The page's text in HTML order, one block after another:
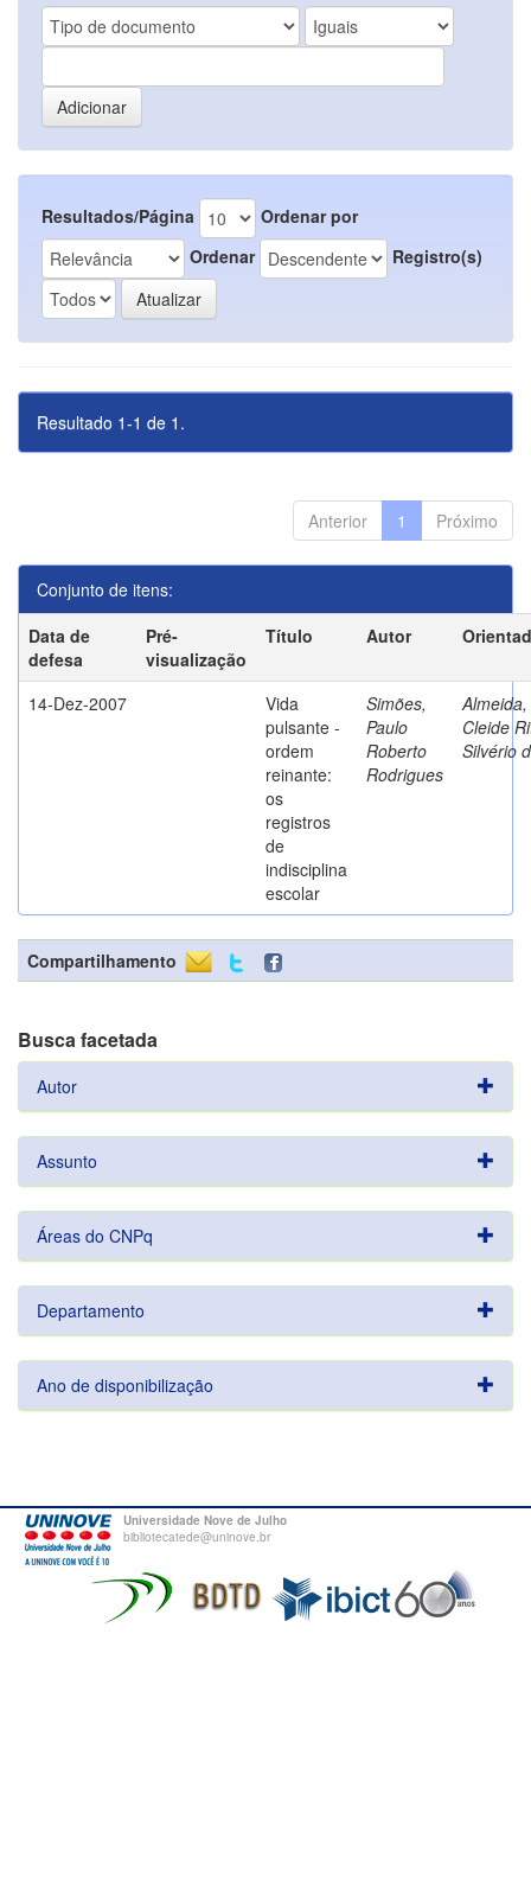
Resultados/Página
Ordenar por
Ordenar
Registro(s)
Resultado 1-1 de 1.
Anterior 1 Próximo
Conjunto de itens:
Data de
defesa
Pré-
visualização
Título Autor
14-Dez-2007
Vida
pulsante -
ordem
reinante:
os
registros
de
indisciplina
escolar
Simões,
Paulo
Roberto
Rodrigues
Almeida,
Cleide
Silvério
Compartilhamento
Busca facetada
Autor
Assunto
Áreas do CNPq
Departamento
Ano de disponibilização
Universidade Nove de Julho
bibliotecatede@uninove.br